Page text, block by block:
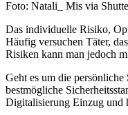
Foto: Natali_ Mis via
Das individuelle Risiko,
Häufig versuchen Täter,
Risiken kann man jedoch
Geht es um die
bestmögliche
Digitalisierung Einzug und